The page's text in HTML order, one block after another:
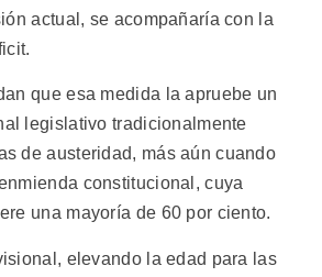
actual, se acompañaría con la
que esa medida la apruebe un
legislativo tradicionalmente
de austeridad, más aún cuando
constitucional, cuya
una mayoría de 60 por ciento.
elevando la edad para las